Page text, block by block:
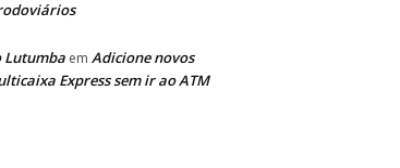
Lutumba em Adicione novos
Express sem ir ao ATM